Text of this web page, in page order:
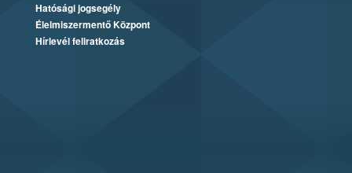
Hatósági jogsegély
Élelmiszermentő Központ
Hírlevél feliratkozás